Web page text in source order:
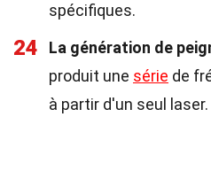
spécifiques.
24
La génération de
produit une série de
à partir d'un seul laser.